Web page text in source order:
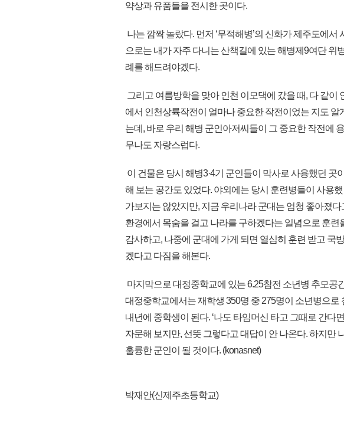
약상과 유품들을 전시한 곳이다.
나는 깜짝 놀랐다. 먼저 ‘무적해병’의 신화가 제주도에
으로는 내가 자주 다니는 산책길에 있는 해병제9여단 위
례를 해드려야겠다.
그리고 여름방학을 맞아 인천 이모댁에 갔을 때, 다 같이
에서 인천상륙작전이 얼마나 중요한 작전이었는 지도
는데, 바로 우리 해병 군인아저씨들이 그 중요한 작전에
무나도 자랑스럽다.
이 건물은 당시 해병3·4기 군인들이 막사로 사용했던 곳
해 보는 공간도 있었다. 야외에는 당시 훈련병들이 사용
가보지는 않았지만, 지금 우리나라 군대는 엄청 좋아졌
환경에서 목숨을 걸고 나라를 구하겠다는 일념으로 훈
감사하고, 나중에 군대에 가게 되면 열심히 훈련 받고 국
겠다고 다짐을 해본다.
마지막으로 대정중학교에 있는 6.25참전 소년병 추모공
대정중학교에서는 재학생 350명 중 275명이 소년병으로
내년에 중학생이 된다. ‘나도 타임머신 타고 그때로 간다
자문해 보지만, 선뜻 그렇다고 대답이 안 나온다. 하지만
훌륭한 군인이 될 것이다. (konasnet)
박재안(신제주초등학교)